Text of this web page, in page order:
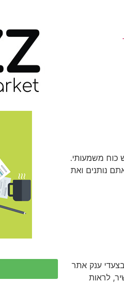
כוח משמעותי.
נותנים ואת
ענק אתר
לראות